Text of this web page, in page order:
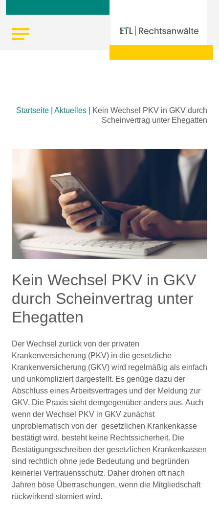
Startseite Aktuelles
Kein Wechsel PKV in GKV durch
Scheinvertrag unter Ehegatten
Kein Wechsel PKV in GKV
durch Scheinvertrag unter
Ehegatten
Der Wechsel zurück von der privaten
Krankenversicherung (PKV) in die gesetzliche
Krankenversicherung (GKV) wird regelmäßig als einfach
und unkompliziert dargestellt. Es genüge dazu der
Abschluss eines Arbeitsvertrages und der Meldung zur
GKV. Die Praxis sieht demgegenüber anders aus. Auch
wenn der Wechsel PKV in GKV zunächst
unproblematisch von der gesetzlichen Krankenkasse
bestätigt wird, besteht keine Rechtssicherheit. Die
Bestätigungsschreiben der gesetzlichen Krankenkassen
sind rechtlich ohne jede Bedeutung und begründen
keinerlei Vertrauensschutz. Daher drohen oft nach
Jahren böse Überraschungen, wenn die Mitgliedschaft
rückwirkend storniert wird.